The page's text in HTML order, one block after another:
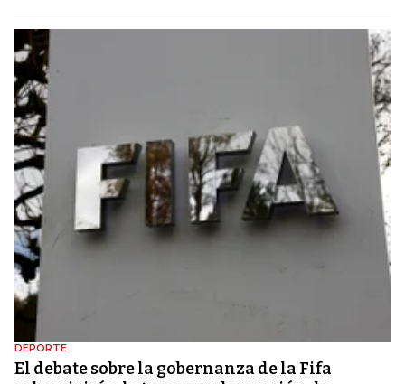
DEPORTE
El debate sobre la gobernanza de la Fifa